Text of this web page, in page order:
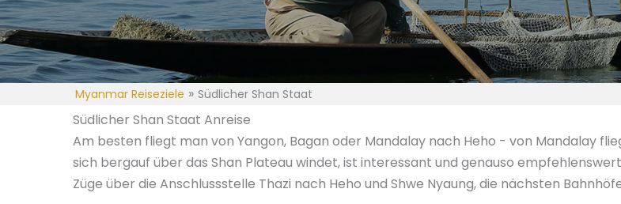
Myanmar Reiseziele » Südlicher Shan Staat
Südlicher Shan Staat Anreise
Am besten fliegt man von Yangon, Bagan oder Mandalay nach Heho - von Mandalay
sich bergauf über das Shan Plateau windet, ist interessant und genauso
Züge über die Anschlussstelle Thazi nach Heho und Shwe Nyaung, die nächsten